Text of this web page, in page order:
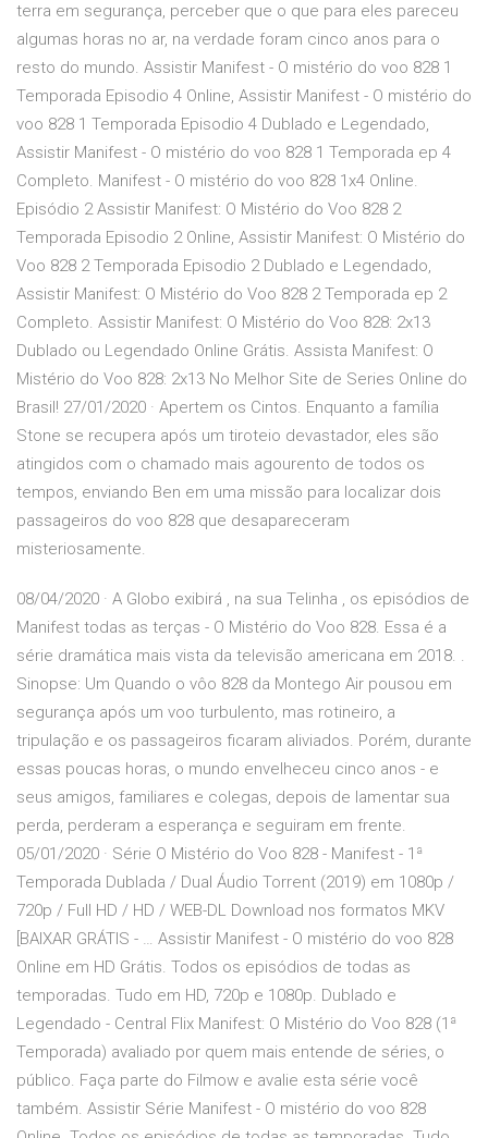
terra em segurança, perceber que o que para eles pareceu
algumas horas no ar, na verdade foram cinco anos para o
resto do mundo. Assistir Manifest - O mistério do voo 828 1
Temporada Episodio 4 Online, Assistir Manifest - O mistério do
voo 828 1 Temporada Episodio 4 Dublado e Legendado,
Assistir Manifest - O mistério do voo 828 1 Temporada ep 4
Completo. Manifest - O mistério do voo 828 1x4 Online.
Episódio 2 Assistir Manifest: O Mistério do Voo 828 2
Temporada Episodio 2 Online, Assistir Manifest: O Mistério do
Voo 828 2 Temporada Episodio 2 Dublado e Legendado,
Assistir Manifest: O Mistério do Voo 828 2 Temporada ep 2
Completo. Assistir Manifest: O Mistério do Voo 828: 2x13
Dublado ou Legendado Online Grátis. Assista Manifest: O
Mistério do Voo 828: 2x13 No Melhor Site de Series Online do
Brasil! 27/01/2020 · Apertem os Cintos. Enquanto a família
Stone se recupera após um tiroteio devastador, eles são
atingidos com o chamado mais agourento de todos os
tempos, enviando Ben em uma missão para localizar dois
passageiros do voo 828 que desapareceram
misteriosamente.
08/04/2020 · A Globo exibirá , na sua Telinha , os episódios de
Manifest todas as terças - O Mistério do Voo 828. Essa é a
série dramática mais vista da televisão americana em 2018. ️.
Sinopse: Um Quando o vôo 828 da Montego Air pousou em
segurança após um voo turbulento, mas rotineiro, a
tripulação e os passageiros ficaram aliviados. Porém, durante
essas poucas horas, o mundo envelheceu cinco anos - e
seus amigos, familiares e colegas, depois de lamentar sua
perda, perderam a esperança e seguiram em frente.
05/01/2020 · Série O Mistério do Voo 828 - Manifest - 1ª
Temporada Dublada / Dual Áudio Torrent (2019) em 1080p /
720p / Full HD / HD / WEB-DL Download nos formatos MKV
[BAIXAR GRÁTIS - … Assistir Manifest - O mistério do voo 828
Online em HD Grátis. Todos os episódios de todas as
temporadas. Tudo em HD, 720p e 1080p. Dublado e
Legendado - Central Flix Manifest: O Mistério do Voo 828 (1ª
Temporada) avaliado por quem mais entende de séries, o
público. Faça parte do Filmow e avalie esta série você
também. Assistir Série Manifest - O mistério do voo 828